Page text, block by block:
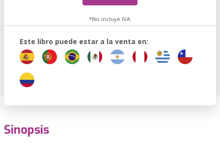
*No incluye IVA.
Este libro puede estar a la venta en:
Sinopsis